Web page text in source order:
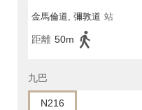
金馬倫道, 彌敦道 站
距離 50m
九巴
N216